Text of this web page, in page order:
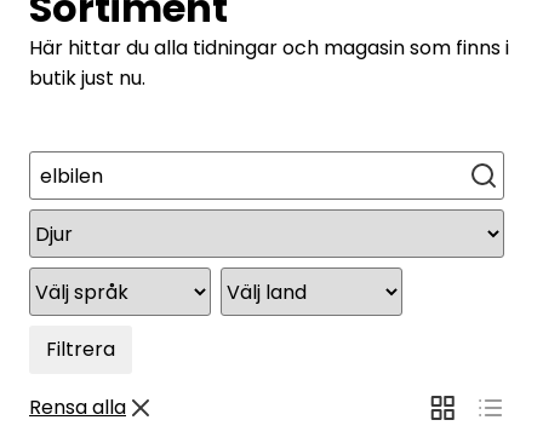
Här hittar du alla tidningar och magasin som finns i
butik just nu.
Sök
Filtrera
Rensa alla